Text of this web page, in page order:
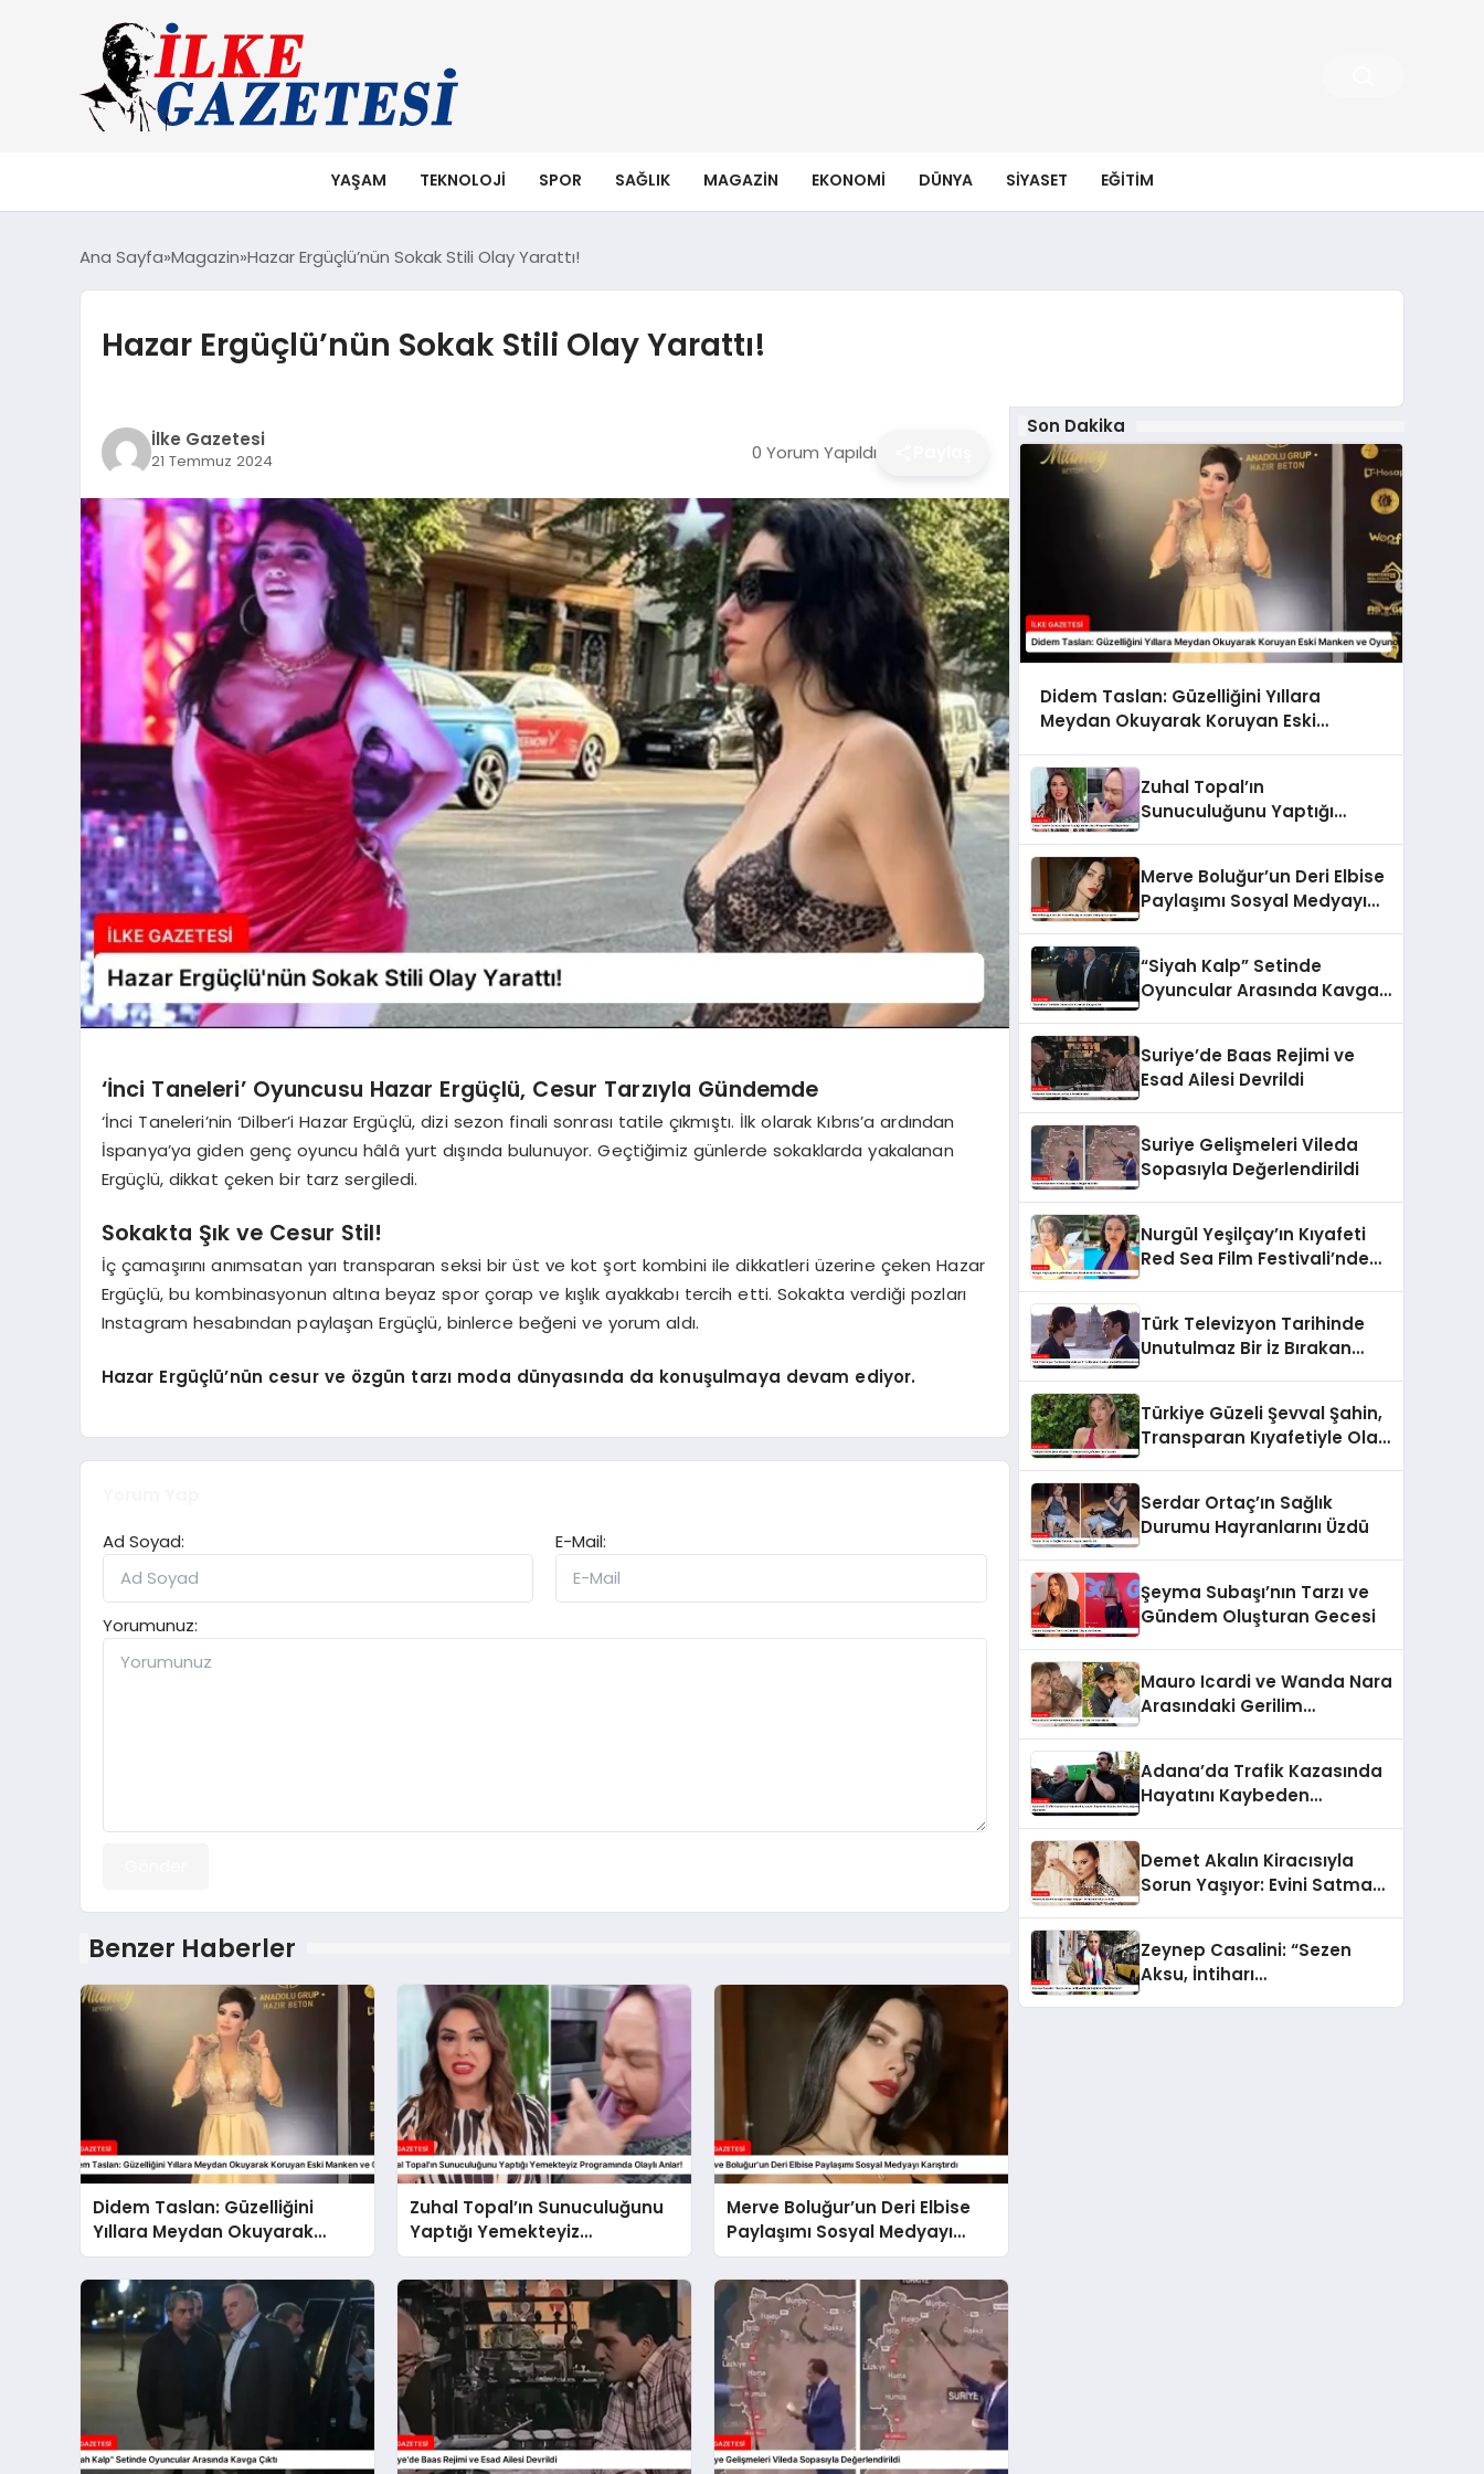
YAŞAM TEKNOLOJI SPOR SAĞLIK MAGAZIN EKONOMI DÜNYA SIYASET EĞITIM
Ana Sayfa Magazin Hazar Ergüçlü’nün Sokak Stili Olay Yarattı!
Hazar Ergüçlü’nün Sokak Stili Olay Yarattı!
İlke Gazetesi
21 Temmuz 2024 0 Yorum Yapıldı
‘İnci Taneleri’ Oyuncusu Hazar Ergüçlü, Cesur Tarzıyla Gündemde
‘İnci Taneleri’nin ‘Dilber’i Hazar Ergüçlü, dizi sezon finali sonrası tatile çıkmıştı. İlk olarak Kıbrıs’a ardından
İspanya’ya giden genç oyuncu hâlâ yurt dışında bulunuyor. Geçtiğimiz günlerde sokaklarda yakalanan
Ergüçlü, dikkat çeken bir tarz sergiledi.
Sokakta Şık ve Cesur Stil!
İç çamaşırını anımsatan yarı transparan seksi bir üst ve kot şort kombini ile dikkatleri üzerine çeken Hazar
Ergüçlü, bu kombinasyonun altına beyaz spor çorap ve kışlık ayakkabı tercih etti. Sokakta verdiği pozları
Instagram hesabından paylaşan Ergüçlü, binlerce beğeni ve yorum aldı.
Hazar Ergüçlü’nün cesur ve özgün tarzı moda dünyasında da konuşulmaya devam ediyor.
Ad Soyad:
E-Mail:
Yorumunuz:
Benzer Haberler
Didem Taslan: Güzelliğini
Yıllara Meydan Okuyarak
Koruyan Eski Manken ve
Oyuncu
Zuhal Topal’ın Sunuculuğunu
Yaptığı Yemekteyiz
Programında Olaylı Anlar!
Merve Boluğur’un Deri Elbise
Paylaşımı Sosyal Medyayı
Karıştırdı
Son Dakika
Didem Taslan: Güzelliğini Yıllara
Meydan Okuyarak Koruyan Eski
Zuhal Topal’ın
Sunuculuğunu Yaptığı
Merve Boluğur’un Deri Elbise
Paylaşımı Sosyal Medyayı
“Siyah Kalp” Setinde
Oyuncular Arasında Kavga
Suriye’de Baas Rejimi ve
Esad Ailesi Devrildi
Suriye Gelişmeleri Vileda
Sopasıyla Değerlendirildi
Nurgül Yeşilçay’ın Kıyafeti
Red Sea Film Festivali’nde
Türk Televizyon Tarihinde
Unutulmaz Bir İz Bırakan
Türkiye Güzeli Şevval Şahin,
Transparan Kıyafetiyle Olay
Serdar Ortaç’ın Sağlık
Durumu Hayranlarını Üzdü
Şeyma Subaşı’nın Tarzı ve
Gündem Oluşturan Gecesi
Mauro Icardi ve Wanda Nara
Arasındaki Gerilim
Adana’da Trafik Kazasında
Hayatını Kaybeden
Demet Akalın Kiracısıyla
Sorun Yaşıyor: Evini Satma
Zeynep Casalini: “Sezen
Aksu, İntiharı